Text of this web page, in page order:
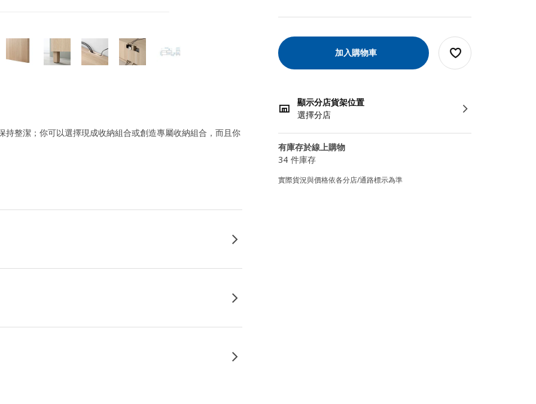
加入購物車
顯示分店貨架位置
選擇分店
有庫存於線上購物
34 件庫存
實際貨況與價格依各分店/通路標示為準
整潔；你可以選擇現成收納組合或創造專屬收納組合，而且你